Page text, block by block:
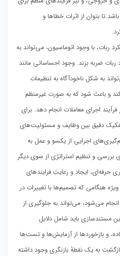
تا بتوان از اثرات خطاها و
ربات، با وجود اتوماسیون، می‌تواند به
ربات ضربه بزند. وجود احساساتی مانند
به شکل ناخودآگاه به تنظیمات
و باعث شود که به صورت غیرمنظم
اجرای معاملات انجام دهد. برای
دقیق بین وظایف و مسئولیت‌های
اجرایی از یکسو و عمل به
بررسی و تنظیم استراتژی از سوی دیگر
ایجاد و رعایتِ فرایندهای
هنگامی که تصمیم‌ها با تغییرات در
انجام می‌شود، می‌تواند به جلوگیری از
باید شامل دلایل
و بازخوردها از آزمایش‌ها و تست‌ها
به یک نقطهٔ بازنگری وجود داشته